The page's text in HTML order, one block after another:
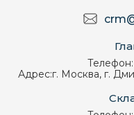
Телефон:
Адрес:г. Москва, г.